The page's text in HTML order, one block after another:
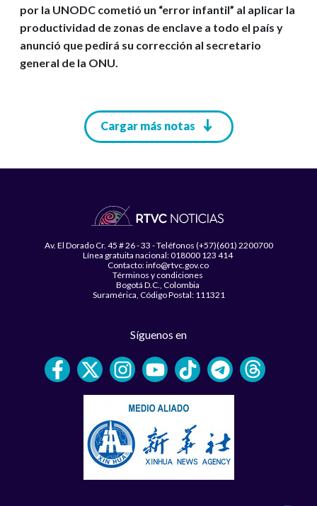
por la UNODC cometió un “error infantil” al aplicar la
productividad de zonas de enclave a todo el país y
anunció que pedirá su corrección al secretario
general de la ONU.
Cargar más notas
Av. El Dorado Cr. 45 # 26 - 33 - Teléfonos (+57)(601) 2200700
Línea gratuita nacional: 018000 123 414
Contacto: info@rtvc.gov.co
Términos y condiciones
Bogotá D.C., Colombia
Suramérica, Código Postal: 111321
Síguenos en